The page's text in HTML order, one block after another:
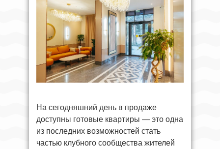
На сегодняшний день в продаже
доступны готовые квартиры — это одна
из последних возможностей стать
частью клубного сообщества жителей